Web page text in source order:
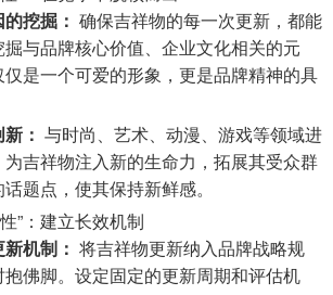
挖掘： 确保吉祥物的每一次更新，都能
与品牌核心价值、企业文化相关的元
是一个可爱的形象，更是品牌精神的具
： 与时尚、艺术、动漫、游戏等领域进
吉祥物注入新的生命力，拓展其受众群
题点，使其保持新鲜感。
”：建立长效机制
机制： 将吉祥物更新纳入品牌战略规
佛脚。设定固定的更新周期和评估机